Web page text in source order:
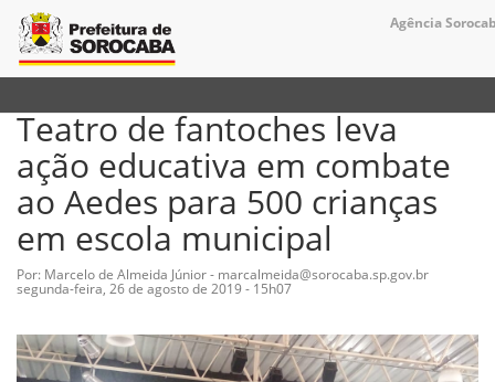
Agência
Teatro de fantoches leva
ação educativa em combate
ao Aedes para 500 crianças
em escola municipal
Por: Marcelo de Almeida Júnior - marcalmeida@sorocaba.sp.gov.br
segunda-feira, 26 de agosto de 2019 - 15h07